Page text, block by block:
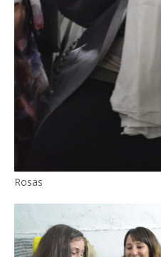
Rosas